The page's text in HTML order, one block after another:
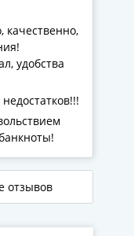
качественно,
удобства
отзывов